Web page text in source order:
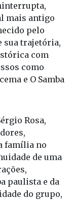
mais antigo
pelo
trajetória,
como
e O Samba
Rosa,
família no